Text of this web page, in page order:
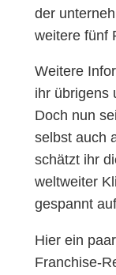
der
weitere fünf
Weitere
ihr übrigens
Doch nun
selbst auch
schätzt ihr
weltweiter
gespannt
Hier ein
Franchise-